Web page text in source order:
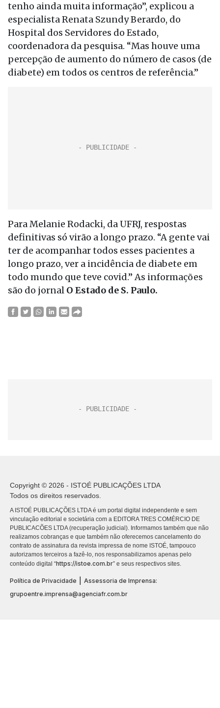
tenho ainda muita informação”, explicou a
especialista Renata Szundy Berardo, do
Hospital dos Servidores do Estado,
coordenadora da pesquisa. “Mas houve uma
percepção de aumento do número de casos (de
diabete) em todos os centros de referência.”
Para Melanie Rodacki, da UFRJ, respostas
definitivas só virão a longo prazo. “A gente vai
ter de acompanhar todos esses pacientes a
longo prazo, ver a incidência de diabete em
todo mundo que teve covid.” As informações
são do jornal O Estado de S. Paulo.
Copyright © 2026 - ISTOÉ PUBLICAÇÕES LTDA
Todos os direitos reservados.
A ISTOÉ PUBLICAÇÕES LTDA é um portal digital independente e sem
vinculação editorial e societária com a EDITORA TRES COMÉRCIO DE
PUBLICACÕES LTDA (recuperação judicial). Informamos também que não
realizamos cobranças e que também não oferecemos cancelamento do
contrato de assinatura da revista impressa de nome ISTOÉ, tampouco
autorizamos terceiros a fazê-lo, nos responsabilizamos apenas pelo
conteúdo digital “https://istoe.com.br” e seus respectivos sites.
Política de Privacidade
Assessoria de Imprensa:
grupoentre.imprensa@agenciafr.com.br